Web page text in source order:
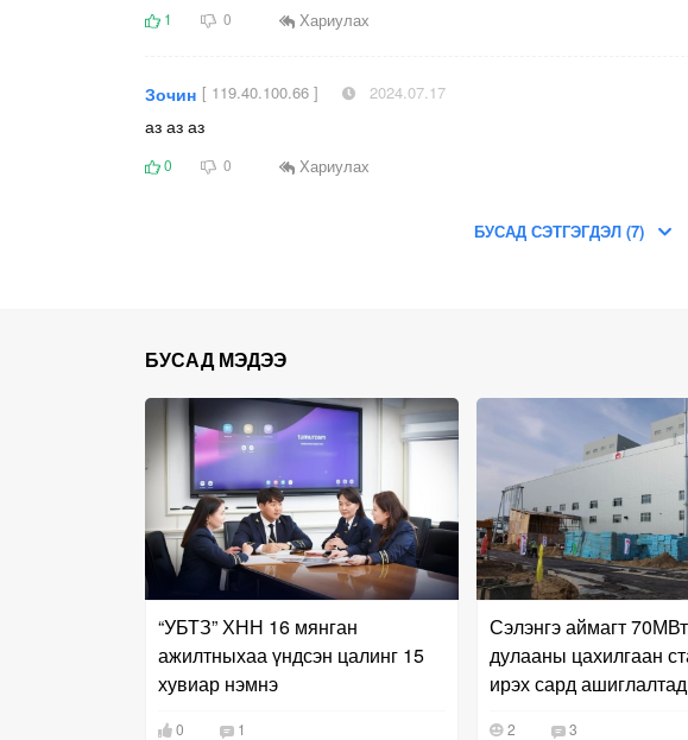
1 0 Хариулах
Зочин [ 119.40.100.66 ] 2024.07.17
аз аз аз
0 0 Хариулах
БУСАД СЭТГЭГДЭЛ (7)
БУСАД МЭДЭЭ
“УБТЗ” ХНН 16 мянган
ажилтныхаа үндсэн цалинг 15
хувиар нэмнэ
0 1
Сэлэнгэ аймагт
дулааны цахилгаан
ирэх сард
2 3